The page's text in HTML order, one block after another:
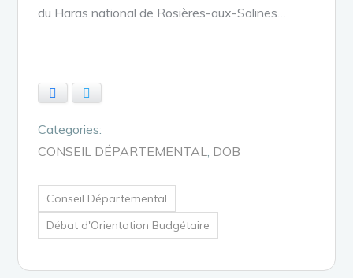
du Haras national de Rosières-aux-Salines…
Categories:
CONSEIL DÉPARTEMENTAL
DOB
Conseil Départemental
Débat d'Orientation Budgétaire